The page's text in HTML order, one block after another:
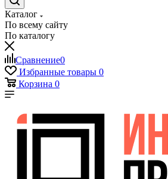
Каталог
По всему сайту
По каталогу
Сравнение0
Избранные товары 0
Корзина 0